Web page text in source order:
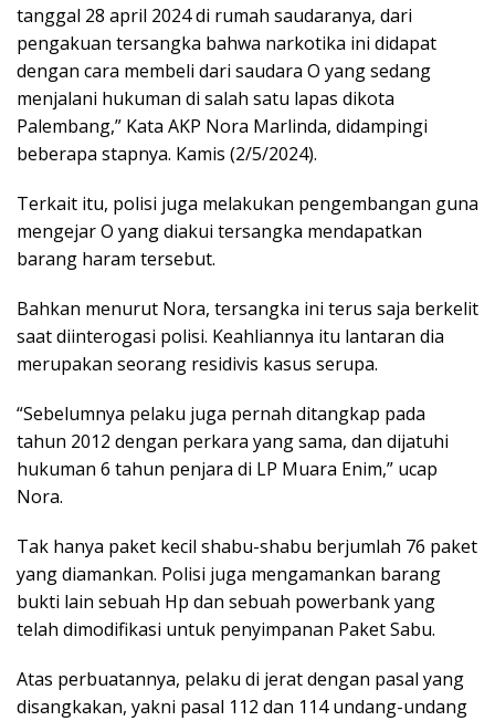
tanggal 28 april 2024 di rumah saudaranya, dari
pengakuan tersangka bahwa narkotika ini didapat
dengan cara membeli dari saudara O yang sedang
menjalani hukuman di salah satu lapas dikota
Palembang,” Kata AKP Nora Marlinda, didampingi
beberapa stapnya. Kamis (2/5/2024).
Terkait itu, polisi juga melakukan pengembangan guna
mengejar O yang diakui tersangka mendapatkan
barang haram tersebut.
Bahkan menurut Nora, tersangka ini terus saja berkelit
saat diinterogasi polisi. Keahliannya itu lantaran dia
merupakan seorang residivis kasus serupa.
“Sebelumnya pelaku juga pernah ditangkap pada
tahun 2012 dengan perkara yang sama, dan dijatuhi
hukuman 6 tahun penjara di LP Muara Enim,” ucap
Nora.
Tak hanya paket kecil shabu-shabu berjumlah 76 paket
yang diamankan. Polisi juga mengamankan barang
bukti lain sebuah Hp dan sebuah powerbank yang
telah dimodifikasi untuk penyimpanan Paket Sabu.
Atas perbuatannya, pelaku di jerat dengan pasal yang
disangkakan, yakni pasal 112 dan 114 undang-undang